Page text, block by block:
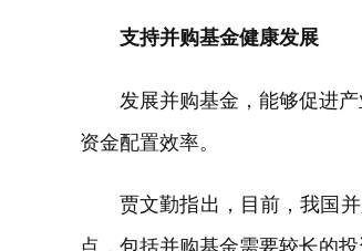
支持并购基金健康发展
发展并购基金，能够促进
资金配置效率。
贾文勤指出，目前，我国
点，包括并购基金需要较长的